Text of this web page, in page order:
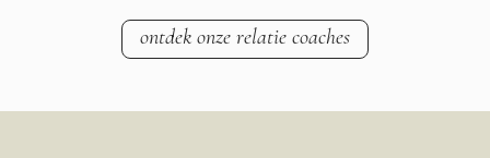
ontdek onze relatie coaches